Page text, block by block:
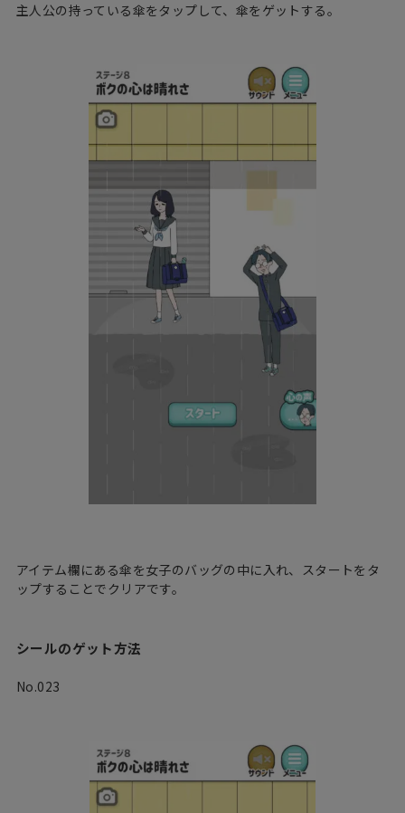
主人公の持っている傘をタップして、傘をゲットする。
アイテム欄にある傘を女子のバッグの中に入れ、スタートをタ
ップすることでクリアです。
シールのゲット方法
No.023